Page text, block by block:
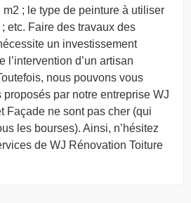
m2 ; le type de peinture à utiliser
etc. Faire des travaux des
un investissement
l’intervention d’un artisan
nous pouvons vous
par notre entreprise WJ
Façade ne sont pas cher (qui
les bourses). Ainsi, n’hésitez
de WJ Rénovation Toiture